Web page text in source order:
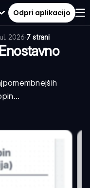
Odpri aplikacijo
2026·7 strani